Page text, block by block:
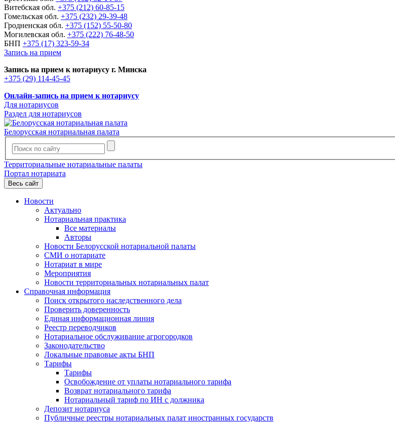
Витебская обл. +375 (212) 60-85-15
Гомельская обл. +375 (232) 29-39-48
Гродненская обл. +375 (152) 55-50-80
Могилевская обл. +375 (222) 76-48-50
БНП +375 (17) 323-59-34
Запись на прием
Запись на прием к нотариусу г. Минска
+375 (29) 114-45-45
Онлайн-запись на прием к нотариусу
Для нотариусов
Раздел для нотариусов
Белорусская нотариальная палата
Территориальные нотариальные палаты
Портал нотариата
Весь сайт
Новости
Актуально
Нотариальная практика
Все материалы
Авторы
Новости Белорусской нотариальной палаты
СМИ о нотариате
Нотариат в мире
Мероприятия
Новости территориальных нотариальных палат
Справочная информация
Поиск открытого наследственного дела
Проверить доверенность
Единая информационная линия
Реестр переводчиков
Нотариальное обслуживание агрогородков
Законодательство
Локальные правовые акты БНП
Тарифы
Тарифы
Освобождение от уплаты нотариального тарифа
Возврат нотариального тарифа
Нотариальный тариф по ИН с должника
Депозит нотариуса
Публичные реестры нотариальных палат иностранных государств